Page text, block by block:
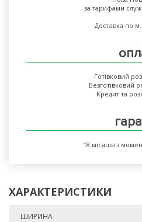
- за тарифами
Доставка по
Готівковий
Безготівковий
Кредит та
18 місяців з
ХАРАКТЕРИСТИКИ
ШИРИНА